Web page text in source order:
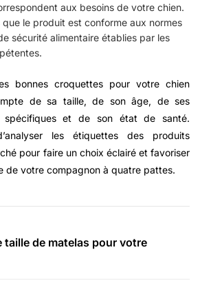
aux besoins de votre chien.
le produit est conforme aux normes
sécurité alimentaire établies par les
bonnes croquettes pour votre chien
de sa taille, de son âge, de ses
spécifiques et de son état de santé.
les étiquettes des produits
pour faire un choix éclairé et favoriser
de votre compagnon à quatre pattes.
taille de matelas pour votre